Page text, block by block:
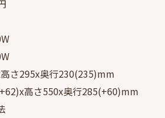
さ295x奥行230(235)mm
高さ550x奥行285(+60)mm